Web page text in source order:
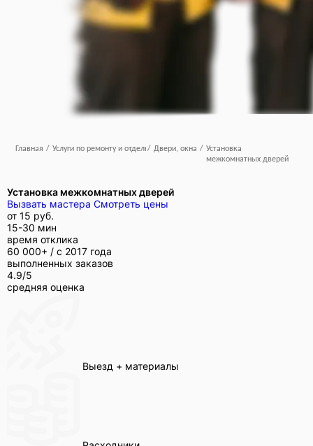
Главная / Услуги по ремонту и отделке/ Двери, окна / Установка
межкомнатных дверей
Установка межкомнатных дверей
Вызвать мастера Смотреть цены
от 15 руб.
15-30 мин
время отклика
60 000+ / с 2017 года
выполненных заказов
4.9/5
средняя оценка
Выезд + материалы